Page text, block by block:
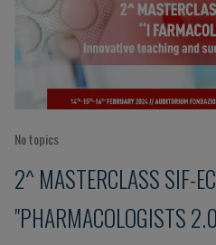
No topics
2^ MASTERCLASS SIF-
"PHARMACOLOGISTS